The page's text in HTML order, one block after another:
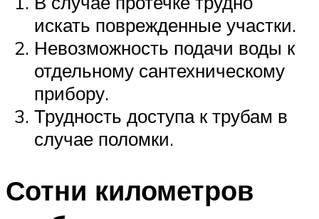
искать поврежденные участки.
Невозможность подачи воды к
отдельному сантехническому
прибору.
Трудность доступа к трубам в
случае поломки.
Сотни километров